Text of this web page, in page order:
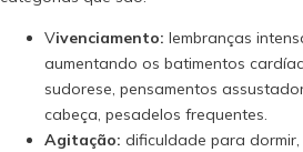
Vivenciamento: lembranças
aumentando os batimentos
sudorese, pensamentos
cabeça, pesadelos frequentes.
Agitação: dificuldade para